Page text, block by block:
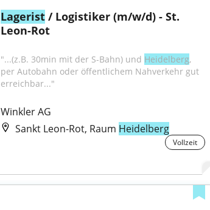
Lagerist / Logistiker (m/w/d) - St.
Leon-Rot
"...(z.B. 30min mit der S-Bahn) und Heidelberg,
per Autobahn oder öffentlichem Nahverkehr gut
erreichbar..."
Winkler AG
Sankt Leon-Rot, Raum Heidelberg
Vollzeit